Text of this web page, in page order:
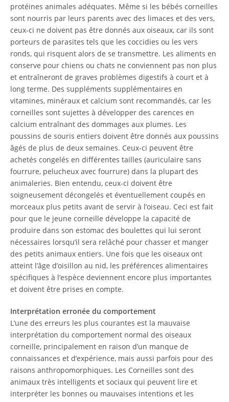
protéines animales adéquates. Même si les bébés corneilles
sont nourris par leurs parents avec des limaces et des vers,
ceux-ci ne doivent pas être donnés aux oiseaux, car ils sont
porteurs de parasites tels que les coccidies ou les vers
ronds, qui risquent alors de se transmettre. Les aliments en
conserve pour chiens ou chats ne conviennent pas non plus
et entraîneront de graves problèmes digestifs à court et à
long terme. Des suppléments supplémentaires en
vitamines, minéraux et calcium sont recommandés, car les
corneilles sont sujettes à développer des carences en
calcium entraînant des dommages aux plumes. Les
poussins de souris entiers doivent être donnés aux poussins
âgés de plus de deux semaines. Ceux-ci peuvent être
achetés congelés en différentes tailles (auriculaire sans
fourrure, pelucheux avec fourrure) dans la plupart des
animaleries. Bien entendu, ceux-ci doivent être
soigneusement décongelés et éventuellement coupés en
morceaux plus petits avant de servir à l’oiseau. Ceci est fait
pour que le jeune corneille développe la capacité de
produire dans son estomac des boulettes qui lui seront
nécessaires lorsqu’il sera relâché pour chasser et manger
des petits animaux entiers. Une fois que les oiseaux ont
atteint l’âge d’oisillon au nid, les préférences alimentaires
spécifiques à l’espèce deviennent encore plus importantes
et doivent être prises en compte.
Interprétation erronée du comportement
L’une des erreurs les plus courantes est la mauvaise
interprétation du comportement normal des oiseaux
corneille, principalement en raison d’un manque de
connaissances et d’expérience, mais aussi parfois pour des
raisons anthropomorphiques. Les Corneilles sont des
animaux très intelligents et sociaux qui peuvent lire et
interpréter les bonnes ou mauvaises intentions et les